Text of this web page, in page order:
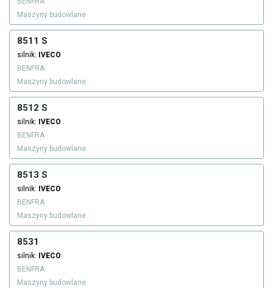
Maszyny budowlane
8511 S
silnik: IVECO
BENFRA
Maszyny budowlane
8512 S
silnik: IVECO
BENFRA
Maszyny budowlane
8513 S
silnik: IVECO
BENFRA
Maszyny budowlane
8531
silnik: IVECO
BENFRA
Maszyny budowlane